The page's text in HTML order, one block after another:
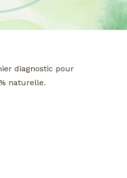
diagnostic pour
naturelle.